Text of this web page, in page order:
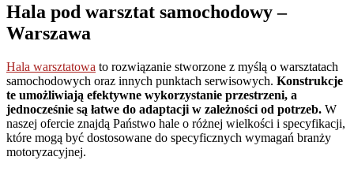
Hala pod warsztat samochodowy–
Warszawa
Hala warsztatowa to rozwiązanie stworzone z myślą o warsztatach
samochodowych oraz innych punktach serwisowych. Konstrukcje
te umożliwiają efektywne wykorzystanie przestrzeni, a
jednocześnie są łatwe do adaptacji w zależności od potrzeb. W
naszej ofercie znajdą Państwo hale o różnej wielkości i specyfikacji,
które mogą być dostosowane do specyficznych wymagań branży
motoryzacyjnej.